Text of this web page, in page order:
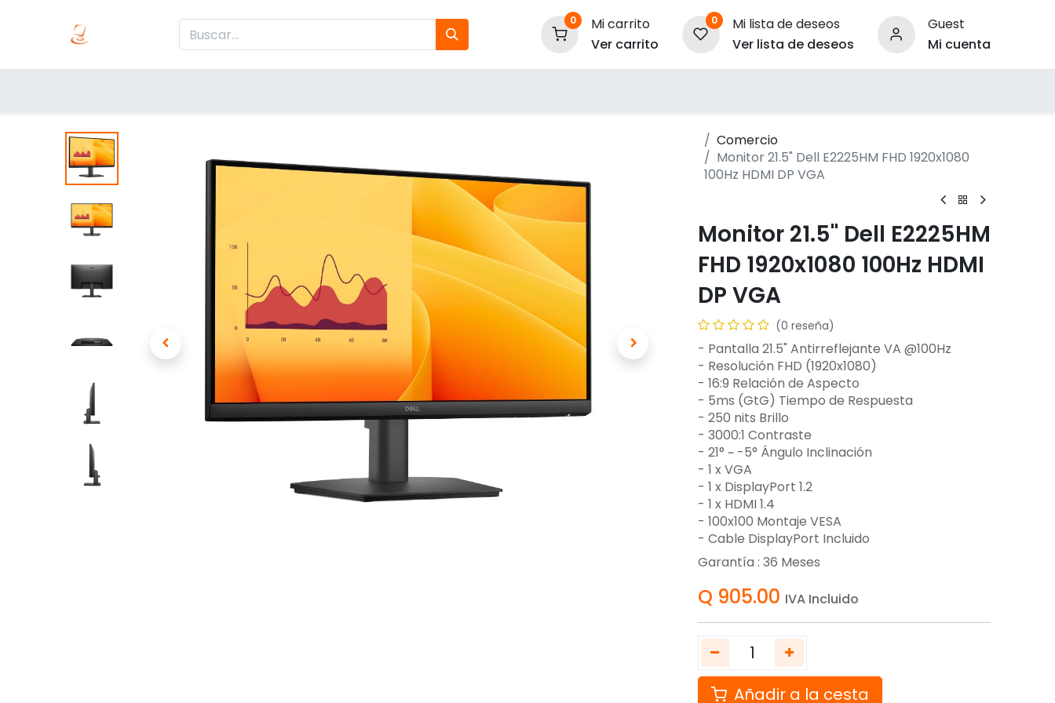
0
Mi carrito
Ver carrito
0
Mi lista de deseos
Ver lista de deseos
Guest
Mi cuenta
Comercio
Monitor 21.5" Dell E2225HM FHD 1920x1080
100Hz HDMI DP VGA
Monitor 21.5" Dell E2225HM
FHD 1920x1080 100Hz HDMI
DP VGA
(0 reseña)
- Pantalla 21.5" Antirreflejante VA @100Hz
- Resolución FHD (1920x1080)
- 16:9 Relación de Aspecto
- 5ms (GtG) Tiempo de Respuesta
- 250 nits Brillo
- 3000:1 Contraste
- 21° ~ -5° Ángulo Inclinación
- 1 x VGA
- 1 x DisplayPort 1.2
- 1 x HDMI 1.4
- 100x100 Montaje VESA
- Cable DisplayPort Incluido
Garantía : 36 Meses
Q 905.00 IVA Incluido
Añadir a la cesta